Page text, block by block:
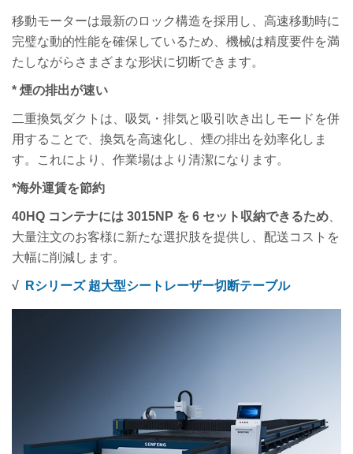
移動モーターは最新のロック構造を採用し、高速移動時に
完璧な動的性能を確保しているため、機械は精度要件を満
たしながらさまざまな形状に切断できます。
* 煙の排出が速い
二重換気ダクトは、吸気・排気と吸引吹き出しモードを併
用することで、換気を高速化し、煙の排出を効率化しま
す。これにより、作業場はより清潔になります。
*海外運賃を節約
40HQ コンテナには 3015NP を 6 セット収納できるため
大量注文のお客様に新たな選択肢を提供し、配送コストを
大幅に削減します。
√ Rシリーズ 超大型シートレーザー切断テーブル